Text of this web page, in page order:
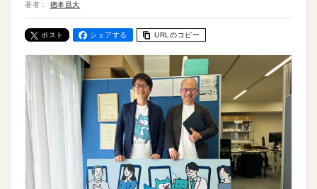
著者： 徳本昌大
ポスト シェアする URLのコピー